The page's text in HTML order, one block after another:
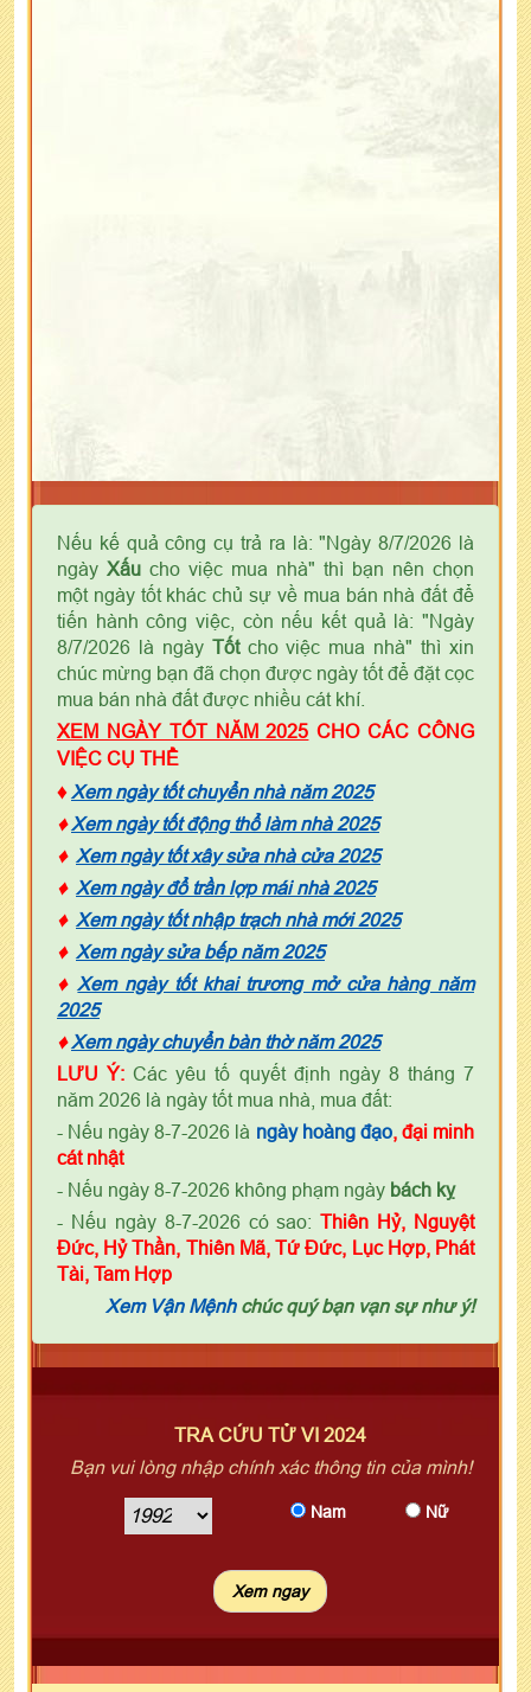
Nếu kế quả công cụ trả ra là: "Ngày 8/7/2026 là
ngày Xấu cho việc mua nhà" thì bạn nên chọn
một ngày tốt khác chủ sự về mua bán nhà đất để
tiến hành công việc, còn nếu kết quả là: "Ngày
8/7/2026 là ngày Tốtcho việc mua nhà" thì xin
chúc mừng bạn đã chọn được ngày tốt để đặt cọc
mua bán nhà đất được nhiều cát khí.
XEM NGÀY TỐT NĂM 2025 CHO CÁC CÔNG
VIỆC CỤ THỂ
♦ Xem ngày tốt chuyển nhà năm 2025
♦ Xem ngày tốt động thổ làm nhà 2025
♦ Xem ngày tốt xây sửa nhà cửa 2025
♦ Xem ngày đổ trần lợp mái nhà 2025
♦ Xem ngày tốt nhập trạch nhà mới 2025
♦ Xem ngày sửa bếp năm 2025
♦ Xem ngày tốt khai trương mở cửa hàng năm
2025
♦ Xem ngày chuyển bàn thờ năm 2025
LƯU Ý: Các yêu tố quyết định ngày 8 tháng 7
năm 2026 là ngày tốt mua nhà, mua đất:
- Nếu ngày 8-7-2026 là ngày hoàng đạo, đại minh
cát nhật
- Nếu ngày 8-7-2026 không phạm ngày bách kỵ
- Nếu ngày 8-7-2026 có sao:Thiên Hỷ, Nguyệt
Đức, Hỷ Thần, Thiên Mã, Tứ Đức, Lục Hợp, Phát
Tài, Tam Hợp
Xem Vận Mệnhchúc quý bạn vạn sự như ý!
TRA CỨU TỬ VI 2024
Bạn vui lòng nhập chính xác thông tin của mình!
Nam Nữ